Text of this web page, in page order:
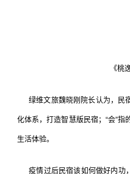
《桃逸
绿维文旅魏晓刚院长认为，民宿
化体系，打造智慧版民宿；“会”
生活体验。
疫情过后民宿该如何做好内功